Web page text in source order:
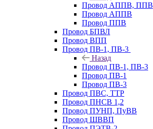
Провод АППВ, ППВ
Провод АППВ
Провод ППВ
Провод БПВЛ
Провод ВПП
Провод ПВ-1, ПВ-3
Назад
Провод ПВ-1, ПВ-3
Провод ПВ-1
Провод ПВ-3
Провод ПВС, ТТР
Провод ПНСВ 1,2
Провод ПУНП, ПуВВ
Провод ШВВП